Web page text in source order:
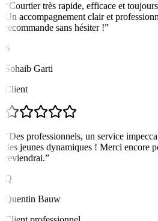
“Courtier très rapide, efficace et
Un accompagnement clair et
recommande sans hésiter !”
S
Sohaib Garti
Client
“Des professionnels, un service
des jeunes dynamiques ! Merci encore
reviendrai.”
Q
Quentin Bauw